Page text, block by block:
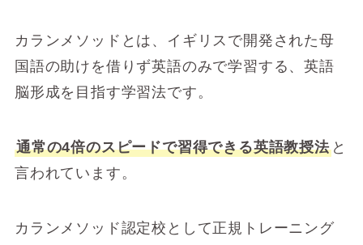
カランメソッドとは、イギリスで開発された母
国語の助けを借りず英語のみで学習する、英語
脳形成を目指す学習法です。
通常の4倍のスピードで習得できる英語教授法と
言われています。
カランメソッド認定校として正規トレーニング